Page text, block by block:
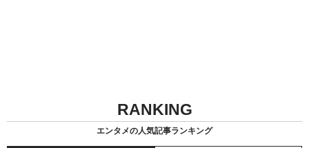
RANKING
エンタメの人気記事ランキング